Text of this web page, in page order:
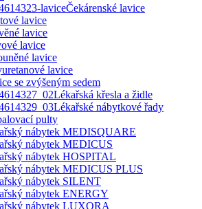
Čekárenské lavice
lavice
lavice
lavice
lavice
lavice
se zvýšeným sedem
Lékařská křesla a židle
Lékařské nábytkové řady
pulty
nábytek MEDISQUARE
nábytek MEDICUS
nábytek HOSPITAL
nábytek MEDICUS PLUS
nábytek SILENT
nábytek ENERGY
nábytek LUXORA